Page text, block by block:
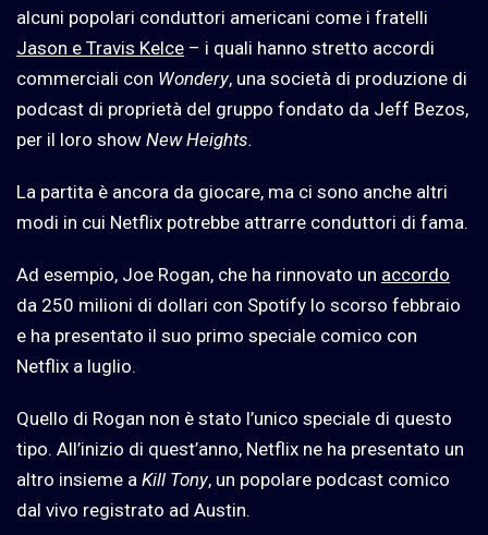
alcuni popolari conduttori americani come i fratelli
Jason e Travis Kelce – i quali hanno stretto accordi
commerciali con Wondery, una società di produzione di
podcast di proprietà del gruppo fondato da Jeff Bezos,
per il loro show New Heights.
La partita è ancora da giocare, ma ci sono anche altri
modi in cui Netflix potrebbe attrarre conduttori di fama.
Ad esempio, Joe Rogan, che ha rinnovato un accordo
da 250 milioni di dollari con Spotify lo scorso febbraio
e ha presentato il suo primo speciale comico con
Netflix a luglio.
Quello di Rogan non è stato l’unico speciale di questo
tipo. All’inizio di quest’anno, Netflix ne ha presentato un
altro insieme a Kill Tony, un popolare podcast comico
dal vivo registrato ad Austin.